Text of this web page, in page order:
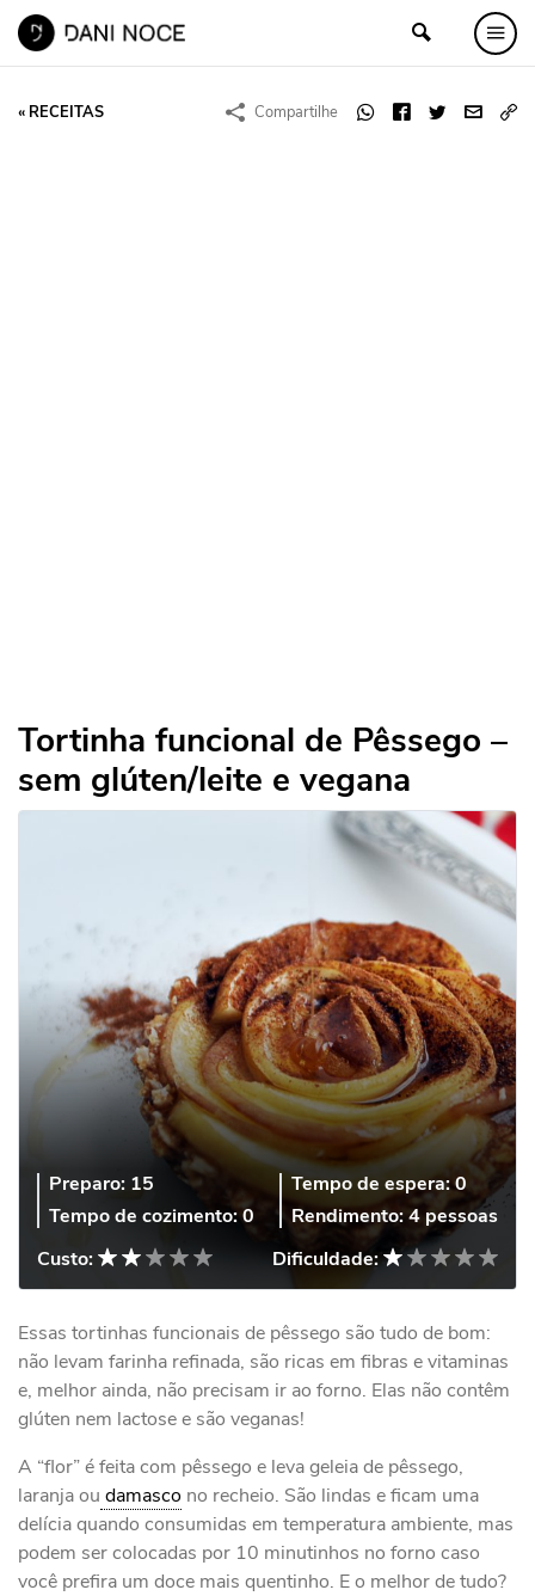
« RECEITAS Compartilhe
Tortinha funcional de Pêssego –
sem glúten/leite e vegana
Preparo: 15
Tempo de cozimento:0
Tempo de espera:0
Rendimento:4 pessoas
Custo:
Dificuldade:
Essas tortinhas funcionais de pêssego são tudo de bom:
não levam farinha refinada, são ricas em fibras e vitaminas
e, melhor ainda, não precisam ir ao forno. Elas não contêm
glúten nem lactose e são veganas!
A “flor” é feita com pêssego e leva geleia de pêssego,
laranja ou damasco no recheio. São lindas e ficam uma
delícia quando consumidas em temperatura ambiente, mas
podem ser colocadas por 10 minutinhos no forno caso
você prefira um doce mais quentinho. E o melhor de tudo?